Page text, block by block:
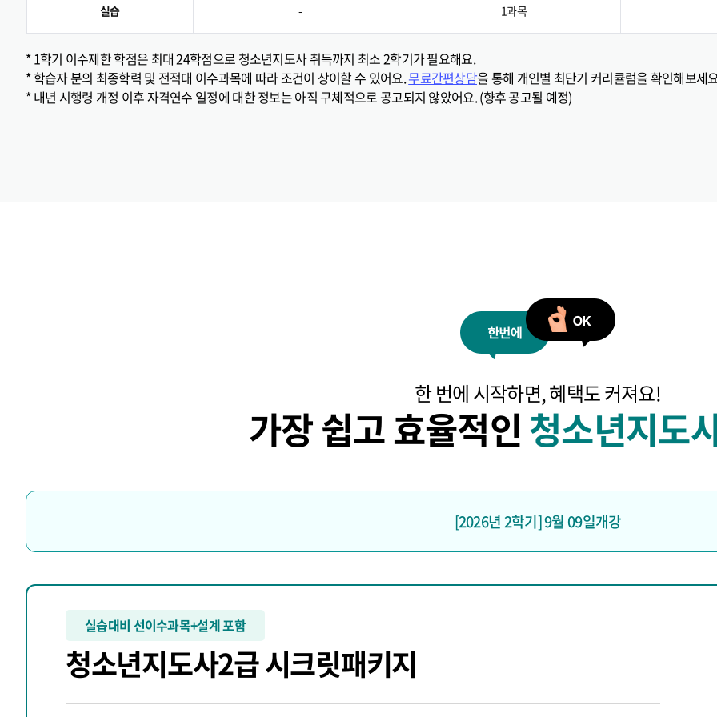
실습 - 1과목
* 1학기 이수제한 학점은 최대 24학점으로 청소년지도사 취득까지 최소 2학기가 필요해요.
* 학습자 분의 최종학력 및 전적대 이수과목에 따라 조건이 상이할 수 있어요.무료간편상담을 통해 개인별 최단기 커리큘럼을 확인해보세
* 내년 시행령 개정 이후 자격연수 일정에 대한 정보는 아직 구체적으로 공고되지 않았어요. (향후 공고될 예정)
한 번에 시작하면, 혜택도 커져요!
가장 쉽고 효율적인청소년지도
[2026년 2학기] 9월 09일개강
실습대비 선이수과목+설계 포함
청소년지도사2급 시크릿패키지